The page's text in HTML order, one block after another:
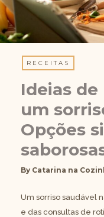
RECEITAS
Ideias
um
Opções
By Catarina na
Um sorriso saudável
e das consultas de